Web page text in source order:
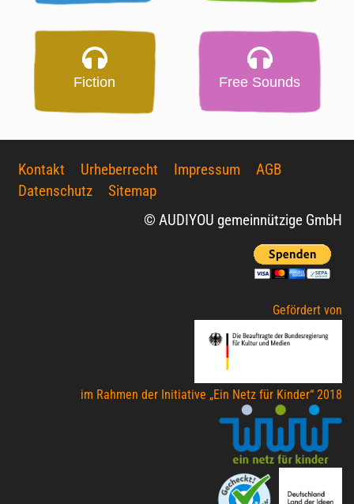
Fiction Free Sounds
Kontakt Urheberrecht Impressum
AGB
Datenschutz
Sitemap
© AUDIYOU gemeinnützige GmbH
Gefördert von
im Rahmen der Initiative „Ein Netz für Kinder“ 2018